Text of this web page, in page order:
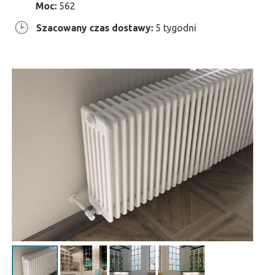
Moc: 562
Szacowany czas dostawy: 5 tygodni